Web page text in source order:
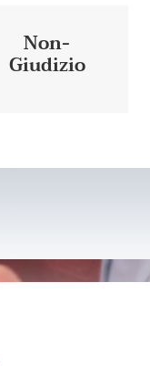
Non-
Giudizio